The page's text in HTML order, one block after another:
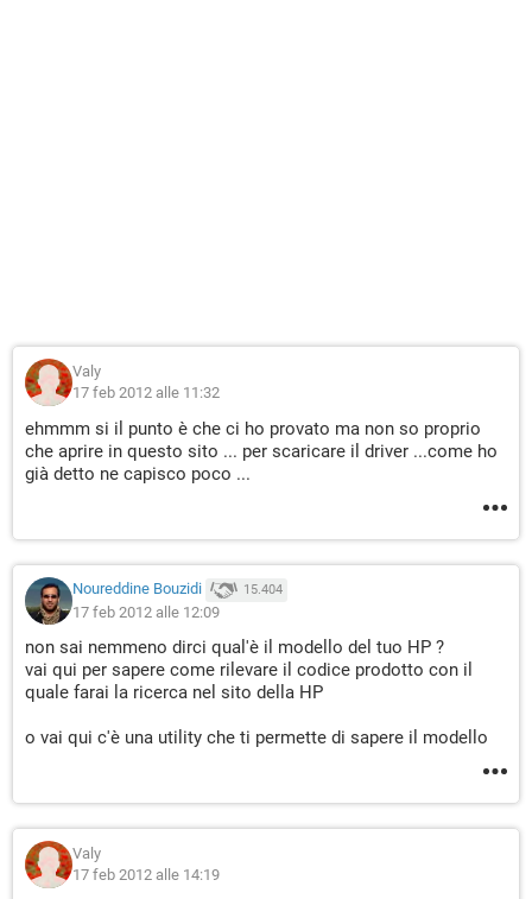
Valy
17 feb 2012 alle 11:32
ehmmm si il punto è che ci ho provato ma non so proprio
che aprire in questo sito ... per scaricare il driver ...come ho
già detto ne capisco poco ...
Noureddine Bouzidi 15.404
17 feb 2012 alle 12:09
non sai nemmeno dirci qual'è il modello del tuo HP ?
vai qui per sapere come rilevare il codice prodotto con il
quale farai la ricerca nel sito della HP
o vai qui c'è una utility che ti permette di sapere il modello
Valy
17 feb 2012 alle 14:19